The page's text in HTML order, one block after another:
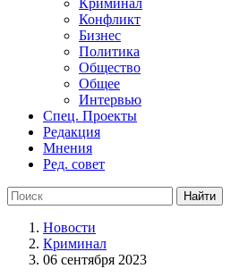
Криминал
Конфликт
Бизнес
Политика
Общество
Общее
Интервью
Спец. Проекты
Редакция
Мнения
Ред. совет
Новости
Криминал
06 сентября 2023